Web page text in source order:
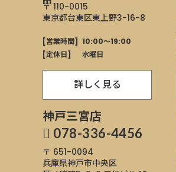
〒 110-0015
東京都台東区東上野3-16-8
[営業時間] 10:00～19:00
[定休日]
水曜日
詳しく見る
神戸三宮店
078-336-4456
〒 651-0094
兵庫県神戸市中央区